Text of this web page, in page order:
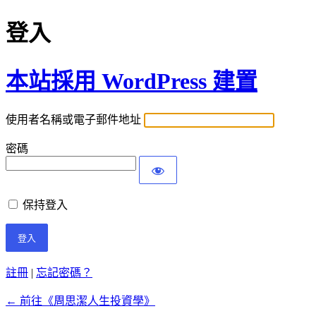
登入
本站採用 WordPress 建置
使用者名稱或電子郵件地址
密碼
保持登入
註冊 | 忘記密碼？
← 前往《周思潔人生投資學》